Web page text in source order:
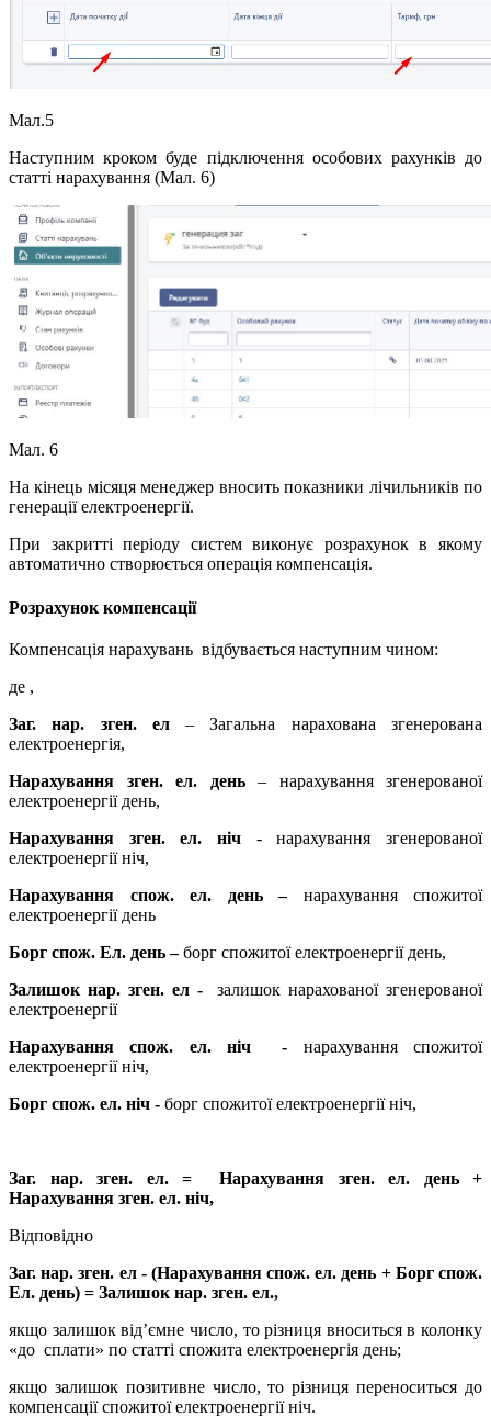
Мал.5
Наступним кроком буде підключення особових рахунків до
статті нарахування (Мал. 6)
Мал. 6
На кінець місяця менеджер вносить показники лічильників по
генерації електроенергії.
При закритті періоду систем виконує розрахунок в якому
автоматично створюється операція компенсація.
Розрахунок компенсації
Компенсація нарахувань відбувається наступним чином:
де ,
Заг. нар. зген. ел– Загальна нарахована згенерована
електроенергія,
Нарахування зген. ел. день– нарахування згенерованої
електроенергії день,
Нарахування зген. ел. ніч - нарахування згенерованої
електроенергії ніч,
Нарахування спож. ел. день – нарахування спожитої
електроенергії день
Борг спож. Ел. день –борг спожитої електроенергії день,
Залишок нар. зген. ел -залишок нарахованої згенерованої
електроенергії
Нарахування спож. ел. ніч - нарахування спожитої
електроенергії ніч,
Борг спож. ел. ніч - борг спожитої електроенергії ніч,
Заг. нар. зген. ел. = Нарахування зген. ел. день +
Нарахування зген. ел. ніч,
Відповідно
Заг. нар. зген. ел - (Нарахування спож. ел. день + Борг спож.
Ел. день) = Залишок нар. зген. ел.,
якщо залишок від’ємне число, то різниця вноситься в колонку
«до сплати» по статті спожита електроенергія день;
якщо залишок позитивне число, то різниця переноситься до
компенсації спожитої електроенергії ніч.